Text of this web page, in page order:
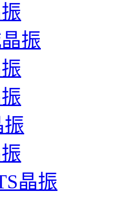
振
晶振